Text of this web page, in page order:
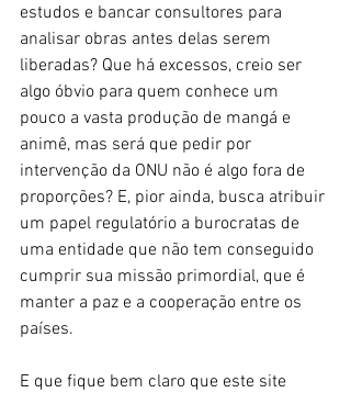
estudos e bancar consultores para
analisar obras antes delas serem
liberadas? Que há excessos, creio ser
algo óbvio para quem conhece um
pouco a vasta produção de mangá e
animê, mas será que pedir por
intervenção da ONU não é algo fora de
proporções? E, pior ainda, busca atribuir
um papel regulatório a burocratas de
uma entidade que não tem conseguido
cumprir sua missão primordial, que é
manter a paz e a cooperação entre os
países.
E que fique bem claro que este site